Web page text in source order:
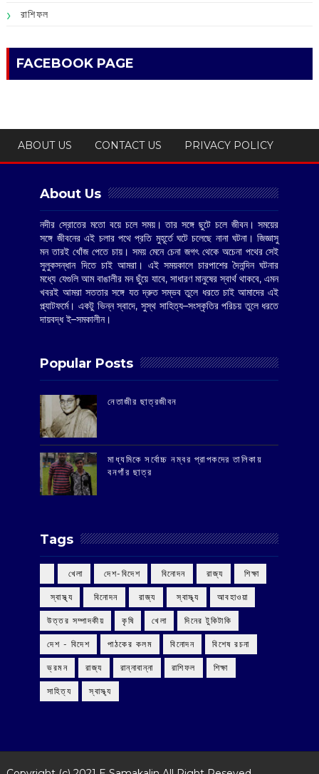
রাশিফল
FACEBOOK PAGE
ABOUT US CONTACT US PRIVACY POLICY
About Us
নদীর স্রোতের মতো বয়ে চলে সময়। তার সঙ্গে ছুটে চলে জীবন। সময়ের
সঙ্গে জীবনের এই চলার পথে প্রতি মুহূর্তে ঘটে চলেছে নানা ঘটনা। জিজ্ঞাসু
মন তারই খোঁজ পেতে চায়। সময় মেনে চেনা জগৎ থেকে অচেনা পথের সেই
সুলুকসন্ধান দিতে চাই আমরা। এই সময়কালে চারপাশের দৈনন্দিন ঘটনার
মধ্যে যেগুলি আম বাঙালীর মন ছুঁয়ে যাবে, সাধারণ মানুষের স্বার্থ থাকবে, এমন
খবরই আমরা সততার সঙ্গে যত দ্রুত সম্ভব তুলে ধরতে চাই আমাদের এই
প্ল্যাটফর্মে। একটু ভিন্ন স্বাদে, সুস্থ সাহিত্য–সংস্কৃতির পরিচয় তুলে ধরতে
দায়বদ্ধ ই–সমকালীন।
Popular Posts
‌নেতাজীর ছাত্রজীবন
মাধ্যমিকে সর্বোচ্চ নম্বর প্রাপকদের তালিকায়
বনগাঁর ছাত্র
Tags
‌ খেলা ‌ দেশ-বিদেশ ‌ বিনোদন ‌ রাজ্য ‌ শিক্ষা
‌ স্বাস্থ্য ‌ বিনোদন ‌ রাজ্য ‌ স্বাস্থ্য আবহাওয়া
উত্তর সম্পাদকীয় কৃষি খেলা দিনের টুকিটাকি
দেশ - বিদেশ পাঠকের কলম বিনোদন বিশেষ রচনা
ভ্রমন রাজ্য রান্নাবান্না রাশিফল শিক্ষা
সাহিত্য স্বাস্থ্য